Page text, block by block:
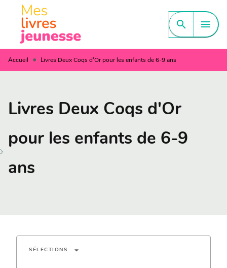
MENU CONTENU
PIED DE PAGE
search menu
Accueil • Livres Deux Coqs d'Or pour les enfants de 6-9 ans
Livres Deux Coqs d'Or
pour les enfants de 6-9
ans
SÉLECTIONS arrow_drop_down